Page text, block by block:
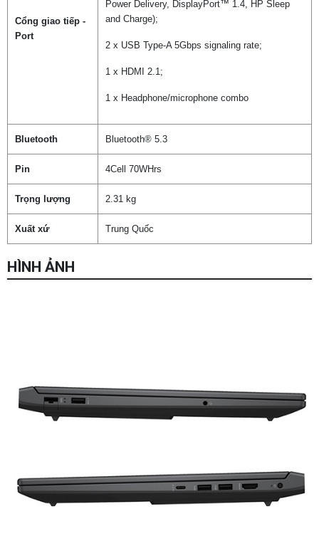
Chọn mua sản phẩm khác
Cổng giao tiếp -
Port
Power Delivery, DisplayPort™ 1.4, HP Sleep
and Charge);
2 x USB Type-A 5Gbps signaling rate;
1 x HDMI 2.1;
1 x Headphone/microphone combo
Bluetooth Bluetooth® 5.3
Pin 4Cell 70WHrs
Trọng lượng 2.31 kg
Xuất xứ Trung Quốc
HÌNH ẢNH